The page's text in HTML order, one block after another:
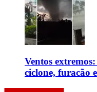
Ventos
ciclone, furacão